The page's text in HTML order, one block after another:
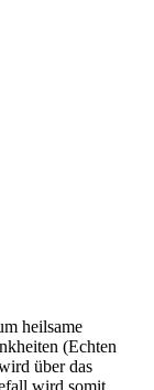
heilsame
(Echten
über das